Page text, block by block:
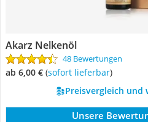
Akarz Nelkenöl
48 Bewertungen
ab 6,00 € ( Sofort lieferbar)
Preisvergleich und
Unsere